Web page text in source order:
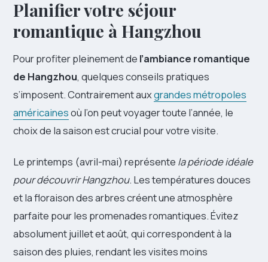
Planifier votre séjour
romantique à Hangzhou
Pour profiter pleinement de l’ambiance romantique
de Hangzhou, quelques conseils pratiques
s’imposent. Contrairement auxgrandes métropoles
américainesoù l’on peut voyager toute l’année, le
choix de la saison est crucial pour votre visite.
Le printemps (avril-mai) représente la période idéale
pour découvrir Hangzhou. Les températures douces
et la floraison des arbres créent une atmosphère
parfaite pour les promenades romantiques. Évitez
absolument juillet et août, qui correspondent à la
saison des pluies, rendant les visites moins